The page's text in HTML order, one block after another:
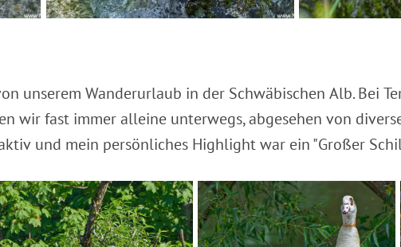
unserem Wanderurlaub in der Schwäbischen Alb. Bei
wir fast immer alleine unterwegs, abgesehen von
und mein persönliches Highlight war ein "Großer